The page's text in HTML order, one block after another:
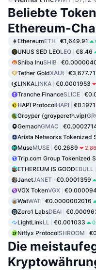
Beliebte
Ethereum-
EthereumETH €1,649.91
UNUS SED LEOLEO €8.46
Shiba InuSHIB
Tether GoldXAUt €3,677.71
LINKALINKA €0.0001953
Tranche FinanceSLICE
HAPI ProtocolHAPI €0.1971
Groyper (groypereth.vip)
GemachGMAC
Arista Networks Tokenized
MuseMUSE €0.2689
Trip.com Group Tokenized
ETHEREUM IS GOODEBULL
JanetJANET €0.0001359
VGX TokenVGX
WatWAT €0.0000002016
Zero1 LabsDEAI
LightLinkLL €0.001033
Niftyx ProtocolSHROOM
Die